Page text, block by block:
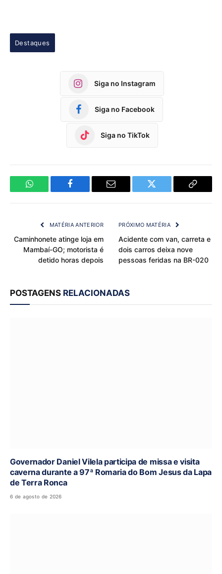
Destaques
Siga no Instagram
Siga no Facebook
Siga no TikTok
WhatsApp Facebook Email Twitter
Copy
MATÉRIA ANTERIOR
Caminhonete atinge loja em
Mambaí-GO; motorista é
detido horas depois
PRÓXIMO MATÉRIA
Acidente com van, carreta e
dois carros deixa nove
pessoas feridas na BR-020
POSTAGENS RELACIONADAS
Governador Daniel Vilela participa de missa e visita
caverna durante a 97ª Romaria do Bom Jesus da Lapa
de Terra Ronca
6 de agosto de 2026